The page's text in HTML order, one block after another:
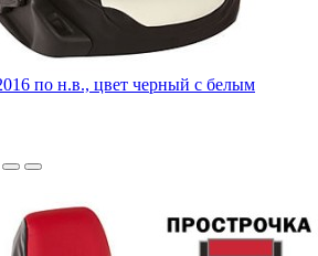
по н.в., цвет черный с белым